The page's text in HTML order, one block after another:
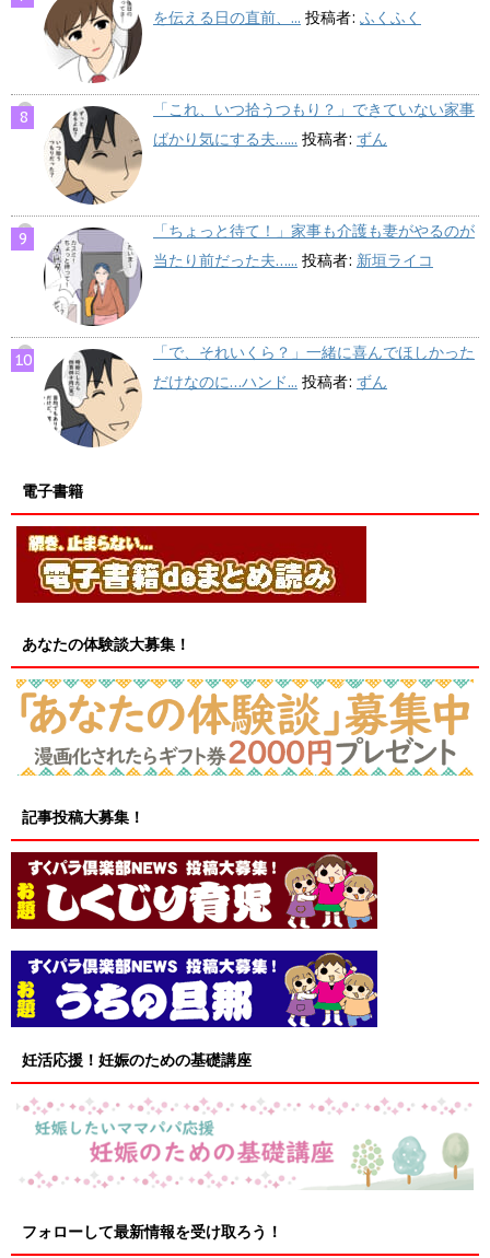
を伝える日の直前、... 投稿者: ふくふく
「これ、いつ拾うつもり？」できていない家事
ばかり気にする夫…... 投稿者: ずん
「ちょっと待て！」家事も介護も妻がやるのが
当たり前だった夫…... 投稿者: 新垣ライコ
「で、それいくら？」一緒に喜んでほしかった
だけなのに…ハンド... 投稿者: ずん
電子書籍
あなたの体験談大募集！
記事投稿大募集！
妊活応援！妊娠のための基礎講座
フォローして最新情報を受け取ろう！